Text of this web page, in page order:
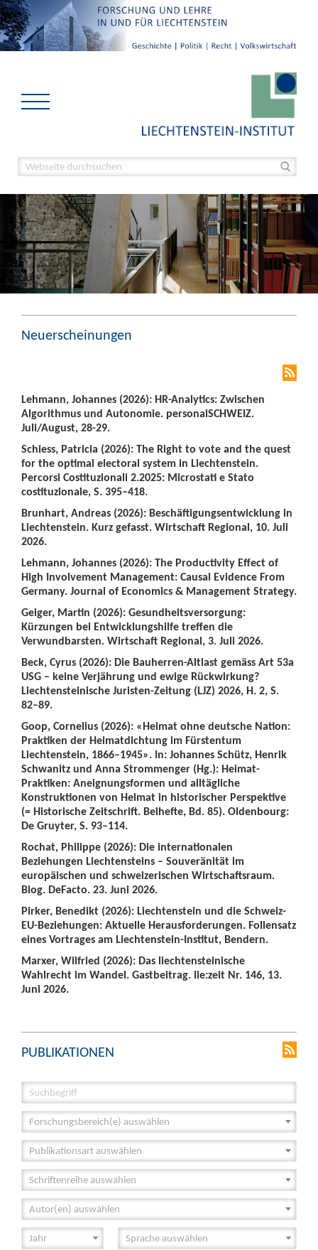
Neuerscheinungen
Lehmann, Johannes (2026): HR-Analytics: Zwischen
Algorithmus und Autonomie. personalSCHWEIZ.
Juli/August, 28-29.
Schiess, Patricia (2026): The Right to vote and the quest
for the optimal electoral system in Liechtenstein.
Percorsi Costituzionali 2.2025: Microstati e Stato
costituzionale, S. 395–418.
Brunhart, Andreas (2026): Beschäftigungsentwicklung in
Liechtenstein. Kurz gefasst. Wirtschaft Regional, 10. Juli
2026.
Lehmann, Johannes (2026): The Productivity Effect of
High Involvement Management: Causal Evidence From
Germany. Journal of Economics & Management Strategy.
Geiger, Martin (2026): Gesundheitsversorgung:
Kürzungen bei Entwicklungshilfe treffen die
Verwundbarsten. Wirtschaft Regional, 3. Juli 2026.
Beck, Cyrus (2026): Die Bauherren-Altlast gemäss Art 53a
USG – keine Verjährung und ewige Rückwirkung?
Liechtensteinische Juristen-Zeitung (LJZ) 2026, H. 2, S.
82–89.
Goop, Cornelius (2026): «Heimat ohne deutsche Nation:
Praktiken der Heimatdichtung im Fürstentum
Liechtenstein, 1866–1945». In: Johannes Schütz, Henrik
Schwanitz und Anna Strommenger (Hg.): Heimat-
Praktiken: Aneignungsformen und alltägliche
Konstruktionen von Heimat in historischer Perspektive
(= Historische Zeitschrift. Beihefte, Bd. 85). Oldenbourg:
De Gruyter, S. 93–114.
Rochat, Philippe (2026): Die internationalen
Beziehungen Liechtensteins – Souveränität im
europäischen und schweizerischen Wirtschaftsraum.
Blog. DeFacto. 23. Juni 2026.
Pirker, Benedikt (2026): Liechtenstein und die Schweiz-
EU-Beziehungen: Aktuelle Herausforderungen. Foliensatz
eines Vortrages am Liechtenstein-Institut, Bendern.
Marxer, Wilfried (2026): Das liechtensteinische
Wahlrecht im Wandel. Gastbeitrag. lie:zeit Nr. 146, 13.
Juni 2026.
PUBLIKATIONEN
Forschungsbereich(e) auswählen
Publikationsart auswählen
Schriftenreihe auswählen
Autor(en) auswählen